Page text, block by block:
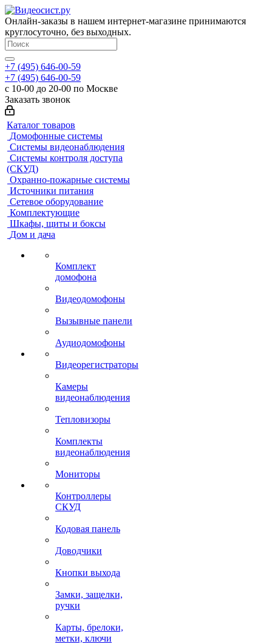
Онлайн-заказы в нашем интернет-магазине принимаются
круглосуточно, без выходных.
+7 (495) 646-00-59
+7 (495) 646-00-59
с 10-00 до 20-00 по Москве
Заказать звонок
Каталог товаров
Домофонные системы
Системы видеонаблюдения
Системы контроля доступа
(СКУД)
Охранно-пожарные системы
Источники питания
Сетевое оборудование
Комплектующие
Шкафы, щиты и боксы
Дом и дача
Комплект
домофона
Видеодомофоны
Вызывные панели
Аудиодомофоны
Видеорегистраторы
Камеры
видеонаблюдения
Тепловизоры
Комплекты
видеонаблюдения
Мониторы
Контроллеры
СКУД
Кодовая панель
Доводчики
Кнопки выхода
Замки, защелки,
ручки
Карты, брелоки,
метки, ключи